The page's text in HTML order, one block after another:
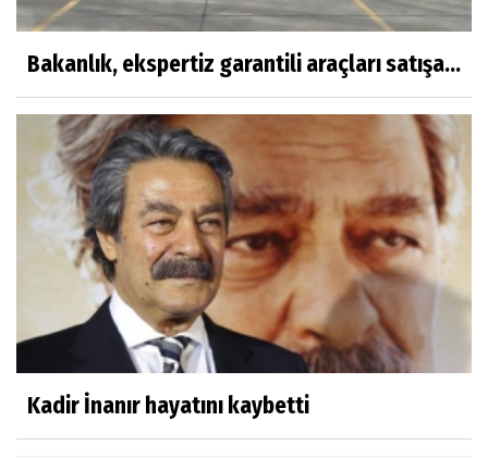
Bakanlık, ekspertiz garantili araçları satışa...
Kadir İnanır hayatını kaybetti